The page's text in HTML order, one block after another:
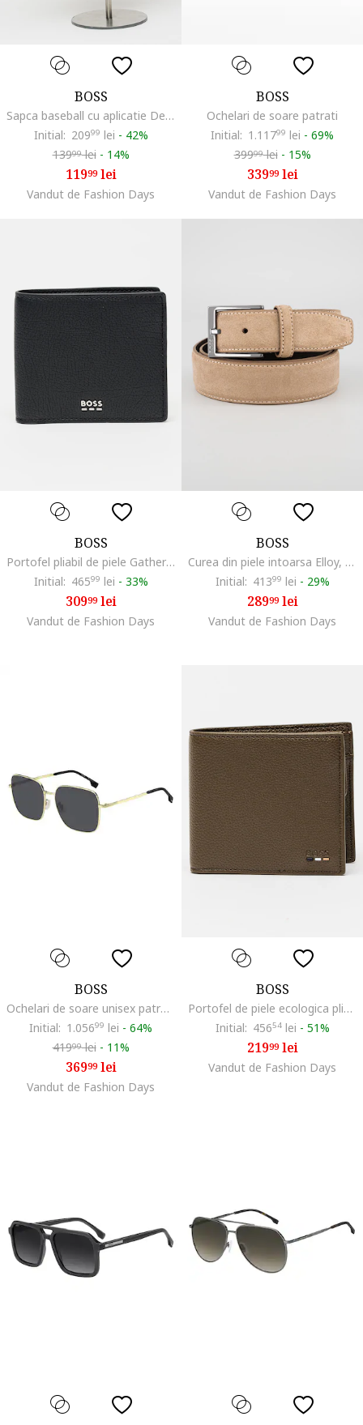
BOSS
Sapca baseball cu aplicatie Derrel, Negru
Initial: 20999 lei - 42%
13999lei - 14%
11999lei
Vandut de Fashion Days
BOSS
Ochelari de soare patrati
Initial: 1.11799 lei - 69%
39999lei - 15%
33999lei
Vandut de Fashion Days
BOSS
Portofel pliabil de piele Gathered, Negru
Initial: 46599 lei - 33%
30999lei
Vandut de Fashion Days
BOSS
Curea din piele intoarsa Elloy, Bej
Initial: 41399 lei - 29%
28999lei
Vandut de Fashion Days
BOSS
Ochelari de soare unisex patrati, Auriu/Gri antracit
Initial: 1.05699 lei - 64%
41999lei - 11%
36999lei
Vandut de Fashion Days
BOSS
Portofel de piele ecologica pliabil Ray, Kaki
Initial: 45654lei - 51%
21999lei
Vandut de Fashion Days